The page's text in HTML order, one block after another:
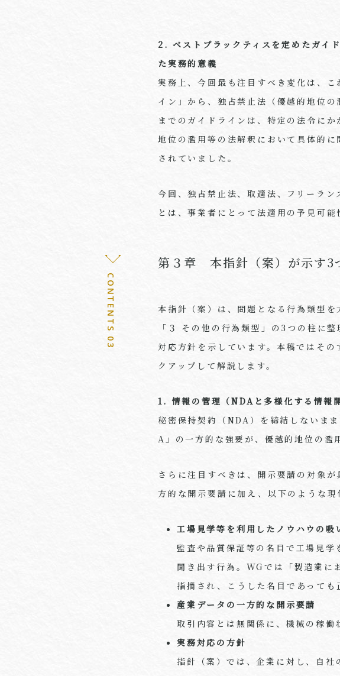
2. ベストプラックティスを定めたガイ
た実務的意義
実務上、今回最も注目すべき変化は、
イン」から、独占禁止法（優越的地位
までのガイドラインは、特定の法令に
地位の濫用等の法解釈において具体的
されていました。
今回、独占禁止法、取適法、フリーラ
とは、事業者にとって法適用の予見可能
CONTENTS 03
第３章 本指針（案）が示す3
本指針（案）は、問題となる行為類型
「３ その他の行為類型」の3つの柱に
対応方針を示しています。本稿ではそ
クアップして解説します。
1. 情報の管理（NDAと多様化する情報
秘密保持契約（NDA）を締結しないま
A」の一方的な強要が、優越的地位の濫
さらに注目すべきは、開示要請の対象
方的な開示要請に加え、以下のような現
工場見学等を利用したノウハウの吸
監査や品質保証等の名目で工場見
聞き出す行為。WGでは「製造業に
指摘され、こうした名目であっても
産業データの一方的な開示要請
取引内容とは無関係に、機械の稼働
実務対応の方針
指針（案）では、企業に対し、自